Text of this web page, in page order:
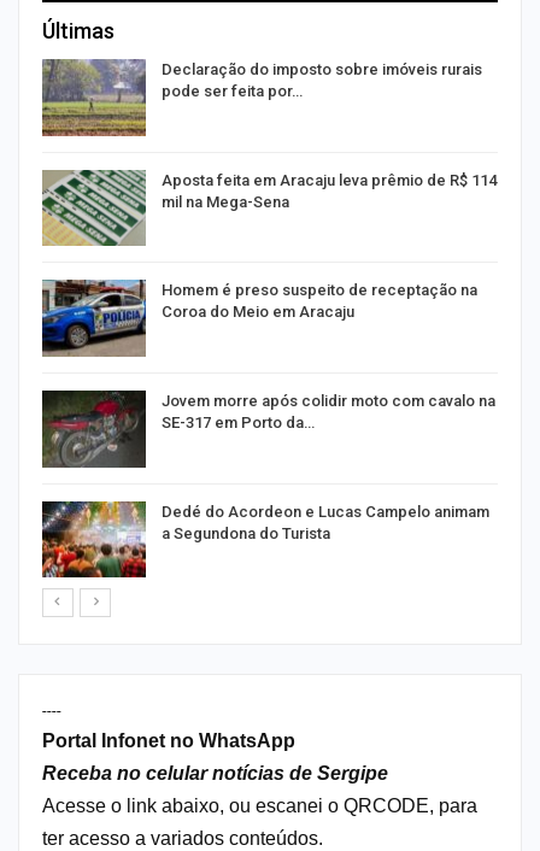
Últimas
Declaração do imposto sobre imóveis rurais
pode ser feita por…
Aposta feita em Aracaju leva prêmio de R$ 114
mil na Mega-Sena
Homem é preso suspeito de receptação na
Coroa do Meio em Aracaju
Jovem morre após colidir moto com cavalo na
SE-317 em Porto da…
Dedé do Acordeon e Lucas Campelo animam
a Segundona do Turista
----
Portal Infonet no WhatsApp
Receba no celular notícias de Sergipe
Acesse o link abaixo, ou escanei o QRCODE, para
ter acesso a variados conteúdos.